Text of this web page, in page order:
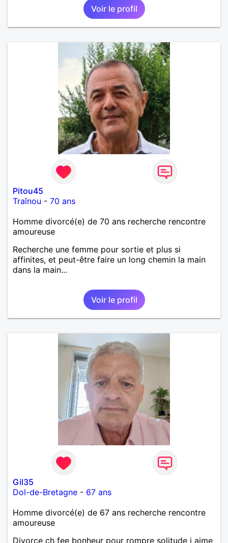
Voir le profil
Pitou45
Traînou - 70 ans
Homme divorcé(e) de 70 ans recherche rencontre
amoureuse
Recherche une femme pour sortie et plus si
affinites, et peut-être faire un long chemin la main
dans la main...
Voir le profil
Gil35
Dol-de-Bretagne - 67 ans
Homme divorcé(e) de 67 ans recherche rencontre
amoureuse
Divorce ch fee bonheur pour rompre solitude j aime